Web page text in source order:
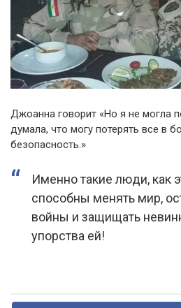
Джоанна говорит «Но я не могла
думала, что могу потерять все в
безопасность.»
Именно такие люди, как
способны менять мир,
войны и защищать
упорства ей!